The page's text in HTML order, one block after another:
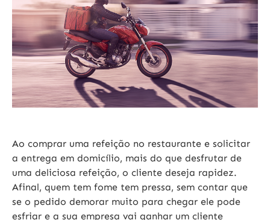
Ao comprar uma refeição no restaurante e solicitar
a entrega em domicílio, mais do que desfrutar de
uma deliciosa refeição, o cliente deseja rapidez.
Afinal, quem tem fome tem pressa, sem contar que
se o pedido demorar muito para chegar ele pode
esfriar e a sua empresa vai ganhar um cliente